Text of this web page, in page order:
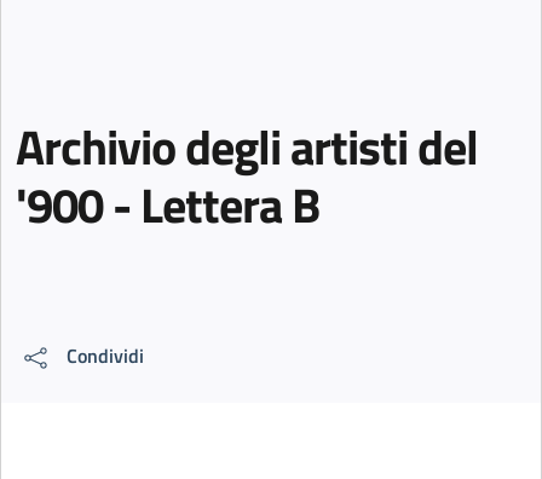
Archivio degli artisti del
'900 - Lettera B
Condividi